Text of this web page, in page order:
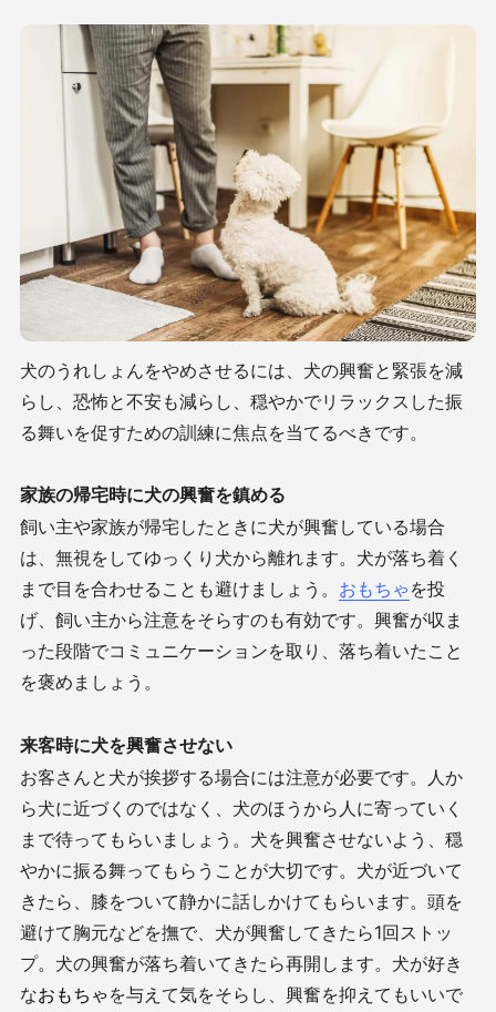
犬のうれしょんをやめさせるには、犬の興奮と緊張を減
らし、恐怖と不安も減らし、穏やかでリラックスした振
る舞いを促すための訓練に焦点を当てるべきです。
家族の帰宅時に犬の興奮を鎮める
飼い主や家族が帰宅したときに犬が興奮している場合
は、無視をしてゆっくり犬から離れます。犬が落ち着く
まで目を合わせることも避けましょう。 おもちゃ を投
げ、飼い主から注意をそらすのも有効です。興奮が収ま
った段階でコミュニケーションを取り、落ち着いたこと
を褒めましょう。
来客時に犬を興奮させない
お客さんと犬が挨拶する場合には注意が必要です。人か
ら犬に近づくのではなく、犬のほうから人に寄っていく
まで待ってもらいましょう。犬を興奮させないよう、穏
やかに振る舞ってもらうことが大切です。犬が近づいて
きたら、膝をついて静かに話しかけてもらいます。頭を
避けて胸元などを撫で、犬が興奮してきたら1回ストッ
プ。犬の興奮が落ち着いてきたら再開します。犬が好き
なおもちゃ を与えて気をそらし、興奮を抑えてもいいで